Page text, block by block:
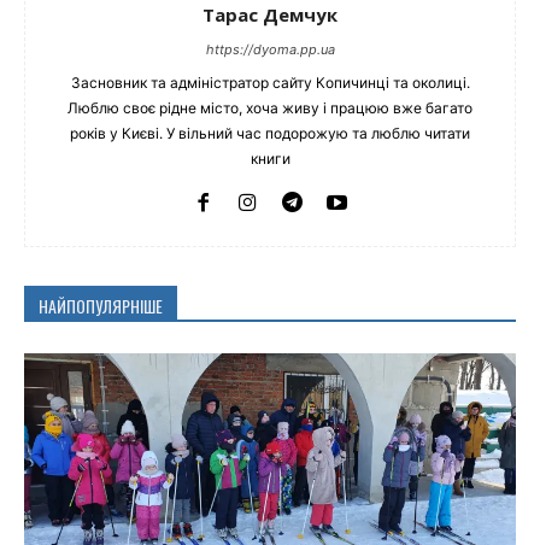
Тарас Демчук
https://dyoma.pp.ua
Засновник та адміністратор сайту Копичинці та околиці.
Люблю своє рідне місто, хоча живу і працюю вже багато
років у Києві. У вільний час подорожую та люблю читати
книги
НАЙПОПУЛЯРНІШЕ